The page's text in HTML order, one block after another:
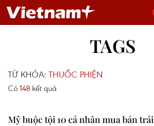
TAGS
TỪ KHÓA: THUỐC PHIỆN
Có 148 kết quả
Mỹ buộc tội 10 cá nhân mua bán trái